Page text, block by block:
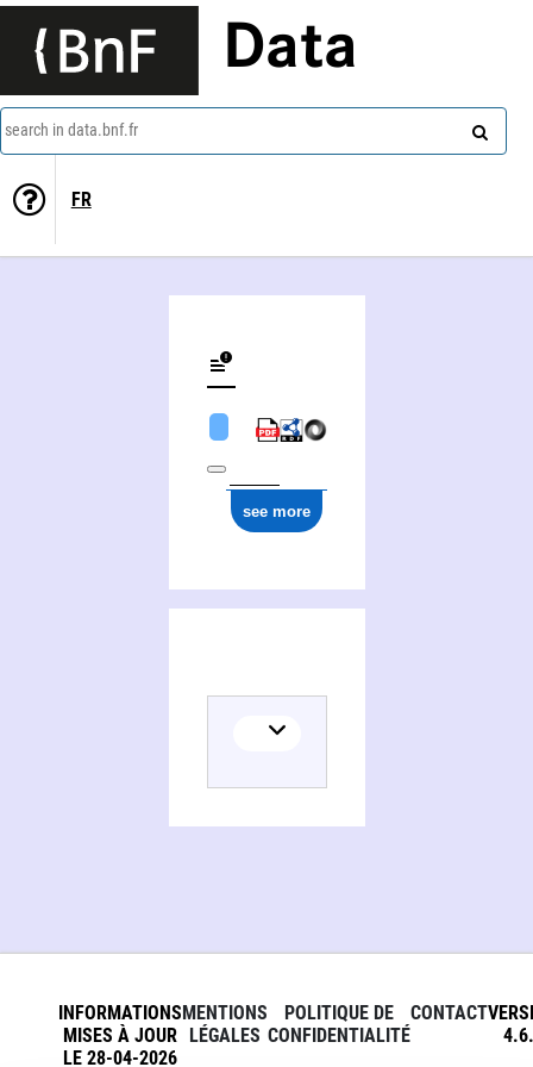
Data
search in data.bnf.fr
FR
see more
INFORMATIONS
MISES À JOUR
LE 28-04-2026
MENTIONS
LÉGALES
POLITIQUE DE
CONFIDENTIALITÉ
CONTACT